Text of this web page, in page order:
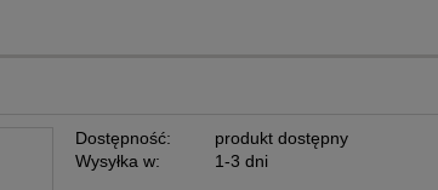
Dostępność:
produkt dostępny
Wysyłka w:
1-3 dni